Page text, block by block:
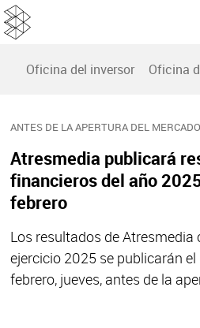
Oficina del inversor Oficina
ANTES DE LA APERTURA DEL MERCADO
Atresmedia publicará
financieros del año
febrero
Los resultados de Atresmedia
ejercicio 2025 se publicarán
febrero, jueves, antes de la